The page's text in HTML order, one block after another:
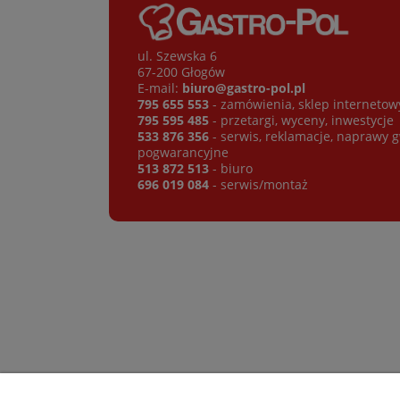
ul. Szewska 6
67-200 Głogów
E-mail: biuro@gastro-pol.pl
795 655 553 - zamówienia, sklep
795 595 485 - przetargi, wyceny, inwestycje
533 876 356 - serwis, reklamacje, naprawy
pogwarancyjne
513 872 513 - biuro
696 019 084 - serwis/montaż